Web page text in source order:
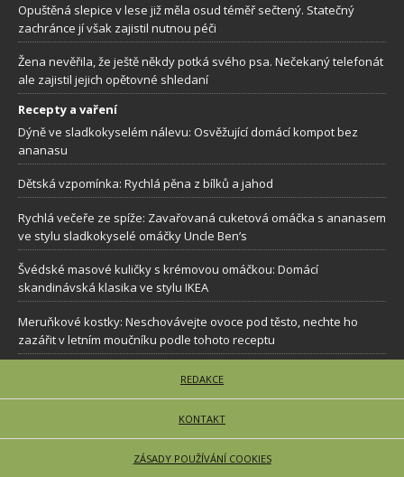
Opuštěná slepice v lese již měla osud téměř sečtený. Statečný
zachránce jí však zajistil nutnou péči
Žena nevěřila, že ještě někdy potká svého psa. Nečekaný telefonát
ale zajistil jejich opětovné shledaní
Recepty a vaření
Dýně ve sladkokyselém nálevu: Osvěžující domácí kompot bez
ananasu
Dětská vzpomínka: Rychlá pěna z bílků a jahod
Rychlá večeře ze spíže: Zavařovaná cuketová omáčka s ananasem
ve stylu sladkokyselé omáčky Uncle Ben’s
Švédské masové kuličky s krémovou omáčkou: Domácí
skandinávská klasika ve stylu IKEA
Meruňkové kostky: Neschovávejte ovoce pod těsto, nechte ho
zazářit v letním moučníku podle tohoto receptu
REDAKCE
KONTAKT
ZÁSADY POUŽÍVÁNÍ COOKIES